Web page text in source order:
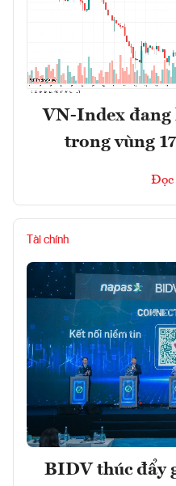
VN-Index đang
trong vùng
Đọc
Tài chính
BIDV thúc đẩy